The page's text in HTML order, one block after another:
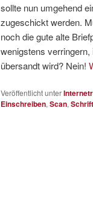
sollte nun umgehend
zugeschickt werden.
noch die gute alte
wenigstens
übersandt wird? Nein!
Veröffentlicht unter
Einschreiben, Scan,